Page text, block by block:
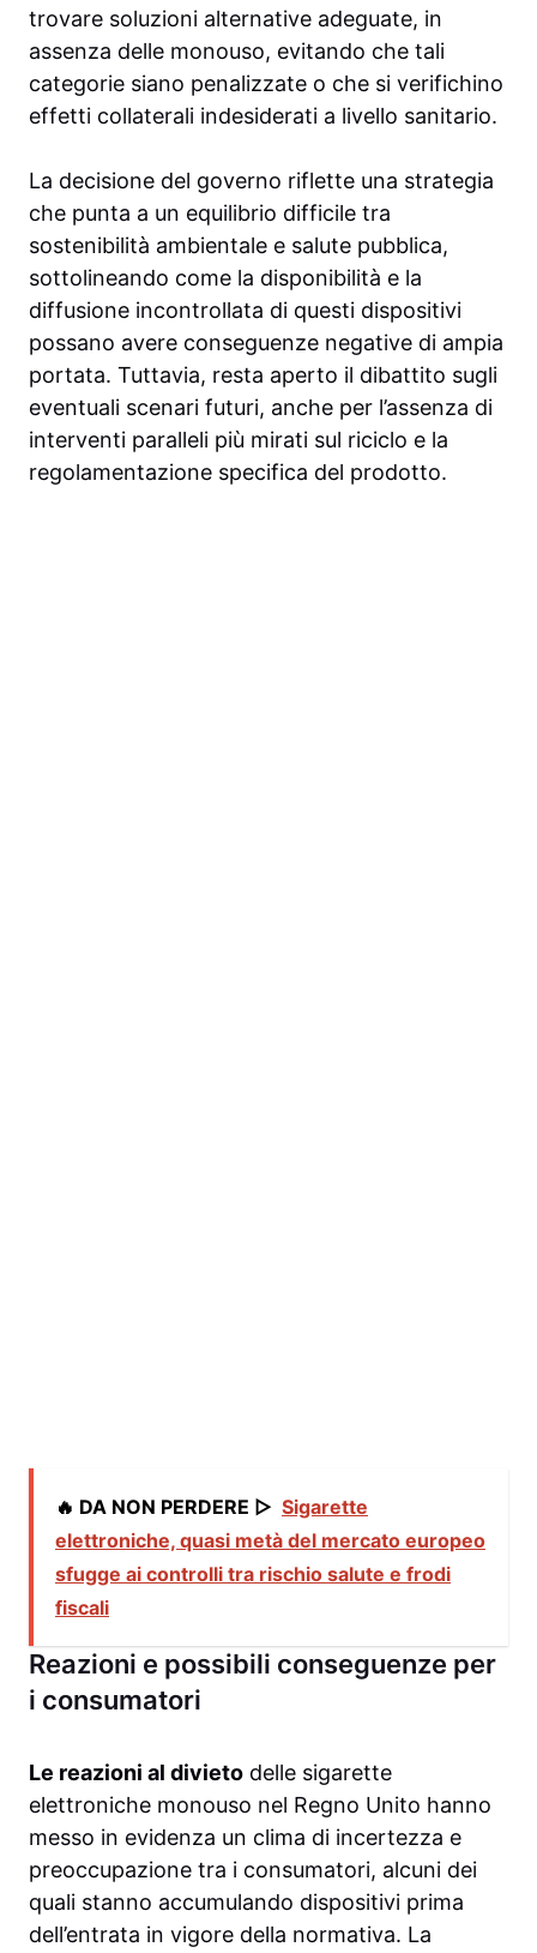
trovare soluzioni alternative adeguate, in
assenza delle monouso, evitando che tali
categorie siano penalizzate o che si verifichino
effetti collaterali indesiderati a livello sanitario.
La decisione del governo riflette una strategia
che punta a un equilibrio difficile tra
sostenibilità ambientale e salute pubblica,
sottolineando come la disponibilità e la
diffusione incontrollata di questi dispositivi
possano avere conseguenze negative di ampia
portata. Tuttavia, resta aperto il dibattito sugli
eventuali scenari futuri, anche per l’assenza di
interventi paralleli più mirati sul riciclo e la
regolamentazione specifica del prodotto.
🔥 DA NON PERDERE ▷ Sigarette
elettroniche, quasi metà del mercato europeo
sfugge ai controlli tra rischio salute e frodi
fiscali
Reazioni e possibili conseguenze per
i consumatori
Le reazioni al divieto delle sigarette
elettroniche monouso nel Regno Unito hanno
messo in evidenza un clima di incertezza e
preoccupazione tra i consumatori, alcuni dei
quali stanno accumulando dispositivi prima
dell’entrata in vigore della normativa. La